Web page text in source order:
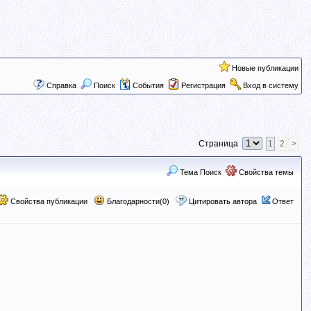
Новые публикации
Справка Поиск События Регистрация Вход в систему
Страница 1 2 >
Тема Поиск Свойства темы
Свойства публикации Благодарности(0) Цитировать автора Ответ